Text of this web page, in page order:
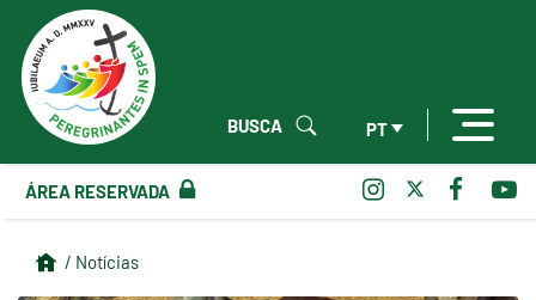
PT
BUSCA
ÁREA RESERVADA
/ Notícias